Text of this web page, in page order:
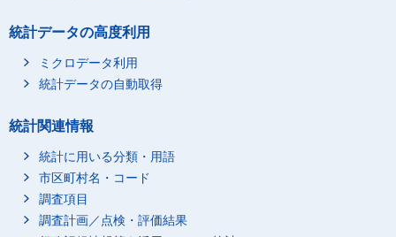
統計データの高度利用
ミクロデータ利用
統計データの自動取得
統計関連情報
統計に用いる分類・用語
市区町村名・コード
調査項目
調査計画／点検・評価結果